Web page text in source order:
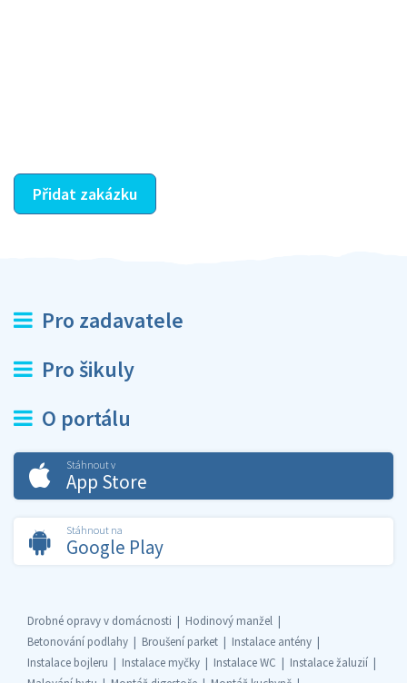
Přidat zakázku
Pro zadavatele
Pro šikuly
O portálu
Stáhnout v
App Store
Stáhnout na
Google Play
Drobné opravy v domácnosti
Hodinový manžel
Betonování podlahy
Broušení parket
Instalace antény
Instalace bojleru
Instalace myčky Instalace WC
Instalace žaluzií